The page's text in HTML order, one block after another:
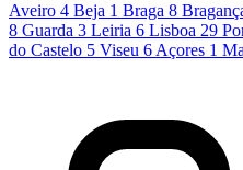
Aveiro 4 Beja 1 Braga 8
8 Guarda 3 Leiria 6 Lisboa 29
do Castelo 5 Viseu 6 Açores 1